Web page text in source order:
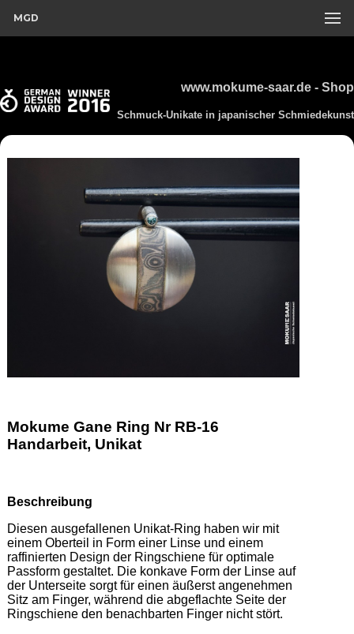
MGD
www.mokume-saar.de - Shop
Schmuck-Unikate in japanischer Schmiedekunst
Mokume Gane Ring Nr RB-16
Handarbeit, Unikat
Beschreibung
Diesen ausgefallenen Unikat-Ring haben wir mit
einem Oberteil in Form einer Linse und einem
raffinierten Design der Ringschiene für optimale
Passform gestaltet. Die konkave Form der Linse auf
der Unterseite sorgt für einen äußerst angenehmen
Sitz am Finger, während die abgeflachte Seite der
Ringschiene den benachbarten Finger nicht stört.